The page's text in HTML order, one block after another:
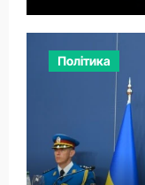
Політика